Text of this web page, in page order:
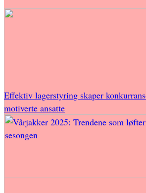
Effektiv lagerstyring skaper
motiverte ansatte